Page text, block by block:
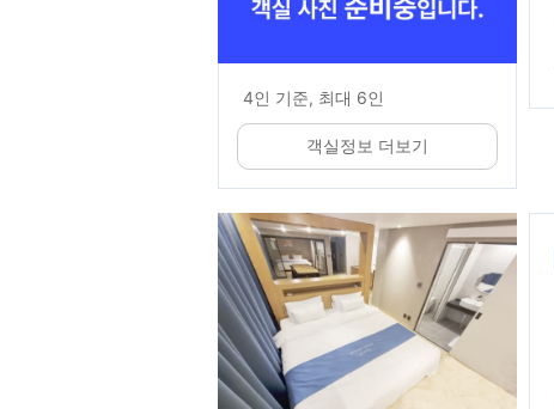
4인 기준, 최대 6인
객실정보 더보기